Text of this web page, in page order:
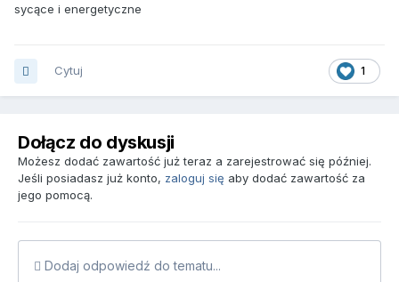
sycące i energetyczne
1
Cytuj
Dołącz do dyskusji
Możesz dodać zawartość już teraz a zarejestrować się później.
Jeśli posiadasz już konto, zaloguj się aby dodać zawartość za
jego pomocą.
Dodaj odpowiedź do tematu...